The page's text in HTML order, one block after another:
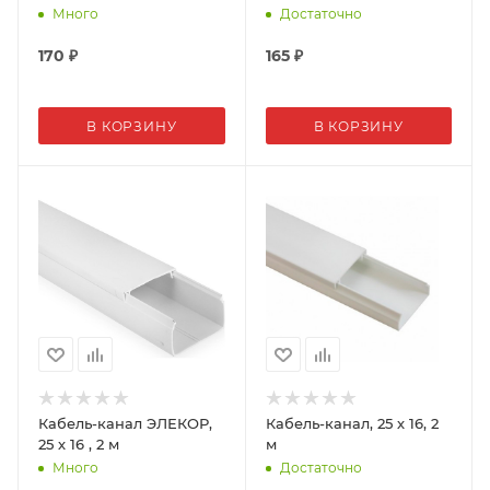
Много
170 ₽
В КОРЗИНУ
Достаточно
165₽
В КОРЗИНУ
Кабель-канал ЭЛЕКОР,
25 х 16 , 2 м
Много
Кабель-канал, 25 х 16, 2
м
Достаточно